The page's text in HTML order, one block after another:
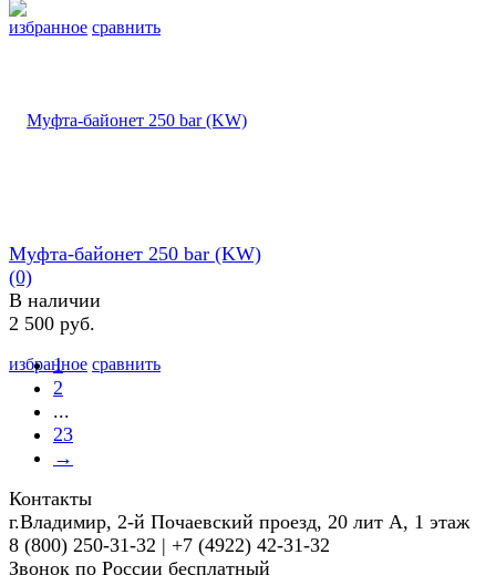
избранное сравнить
избранное сравнить
Муфта-байонет 250 bar (KW)
(0)
В наличии
2 500 руб.
1
2
...
23
→
Контакты
г.Владимир, 2-й Почаевский проезд, 20 лит А, 1 этаж
8 (800) 250-31-32 | +7 (4922) 42-31-32
Звонок по России бесплатный
Задать вопрос